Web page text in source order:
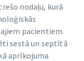
nodaļu, kurā
pacientiem.
sestā un septītā
aprīkojuma